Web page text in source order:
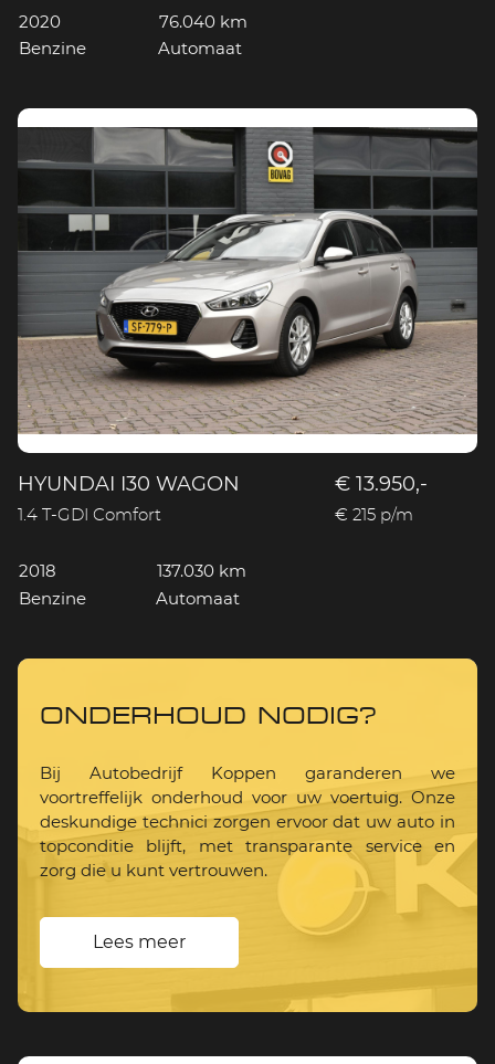
2020
76.040 km
Benzine
Automaat
HYUNDAI I30 WAGON
1.4 T-GDI Comfort
€ 13.950,-
€ 215 p/m
2018
137.030 km
Benzine
Automaat
ONDERHOUD NODIG?
Bij Autobedrijf Koppen garanderen we
voortreffelijk onderhoud voor uw voertuig. Onze
deskundige technici zorgen ervoor dat uw auto in
topconditie blijft, met transparante service en
zorg die u kunt vertrouwen.
Lees meer